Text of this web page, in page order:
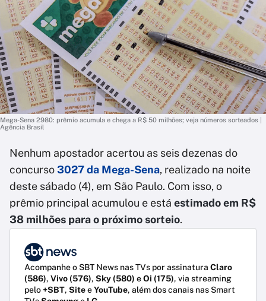
Mega-Sena 2980: prêmio acumula e chega a R$ 50 milhões; veja números sorteados |
Agência Brasil
Nenhum apostador acertou as seis dezenas do
concurso3027 da Mega-Sena, realizado na noite
deste sábado (4), em São Paulo. Com isso, o
prêmio principal acumulou e está estimado em R$
38 milhões para o próximo sorteio.
Acompanhe o SBT News nas TVs por assinatura Claro
(586), Vivo (576), Sky (580) eOi (175), via streaming
pelo+SBT, SiteeYouTube, além dos canais nas Smart